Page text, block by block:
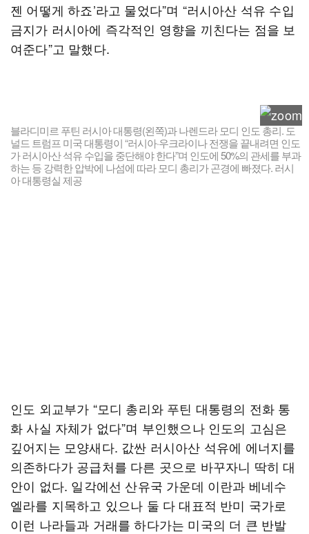
젠 어떻게 하죠’라고 물었다”며 “러시아산 석유 수입
금지가 러시아에 즉각적인 영향을 끼친다는 점을 보
여준다”고 말했다.
블라디미르 푸틴 러시아 대통령(왼쪽)과 나렌드라 모디 인도 총리. 도
널드 트럼프 미국 대통령이 “러시아·우크라이나 전쟁을 끝내려면 인도
가 러시아산 석유 수입을 중단해야 한다”며 인도에 50%의 관세를 부과
하는 등 강력한 압박에 나섬에 따라 모디 총리가 곤경에 빠졌다. 러시
아 대통령실 제공
인도 외교부가 “모디 총리와 푸틴 대통령의 전화 통
화 사실 자체가 없다”며 부인했으나 인도의 고심은
깊어지는 모양새다. 값싼 러시아산 석유에 에너지를
의존하다가 공급처를 다른 곳으로 바꾸자니 딱히 대
안이 없다. 일각에선 산유국 가운데 이란과 베네수
엘라를 지목하고 있으나 둘 다 대표적 반미 국가로
이런 나라들과 거래를 하다가는 미국의 더 큰 반발